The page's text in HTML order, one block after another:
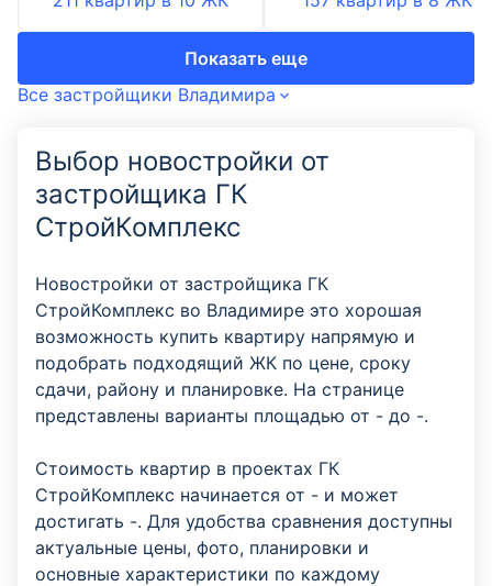
Показать еще
Все застройщики Владимира
Выбор новостройки от
застройщика ГК
СтройКомплекс
Новостройки от застройщика ГК
СтройКомплекс во Владимире это хорошая
возможность купить квартиру напрямую и
подобрать подходящий ЖК по цене, сроку
сдачи, району и планировке. На странице
представлены варианты площадью от - до -.
Стоимость квартир в проектах ГК
СтройКомплекс начинается от - и может
достигать -. Для удобства сравнения доступны
актуальные цены, фото, планировки и
основные характеристики по каждому